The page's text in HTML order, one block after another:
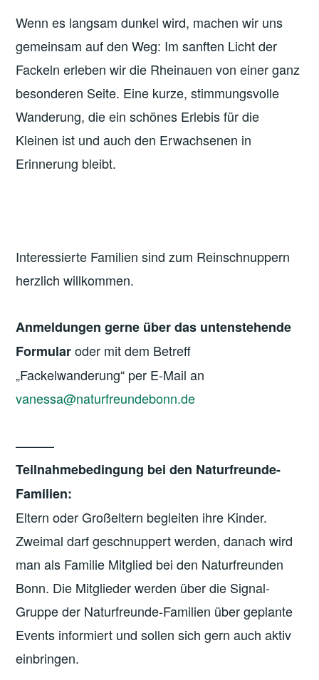
Wenn es langsam dunkel wird, machen wir uns
gemeinsam auf den Weg: Im sanften Licht der
Fackeln erleben wir die Rheinauen von einer ganz
besonderen Seite. Eine kurze, stimmungsvolle
Wanderung, die ein schönes Erlebis für die
Kleinen ist und auch den Erwachsenen in
Erinnerung bleibt.
Interessierte Familien sind zum Reinschnuppern
herzlich willkommen.
Anmeldungen gerne über das untenstehende
Formularoder mit dem Betreff
„Fackelwanderung“ per E-Mail an
vanessa@naturfreundebonn.de
———
Teilnahmebedingung bei den Naturfreunde-
Familien:
Eltern oder Großeltern begleiten ihre Kinder.
Zweimal darf geschnuppert werden, danach wird
man als Familie Mitglied bei den Naturfreunden
Bonn. Die Mitglieder werden über die Signal-
Gruppe der Naturfreunde-Familien über geplante
Events informiert und sollen sich gern auch aktiv
einbringen.